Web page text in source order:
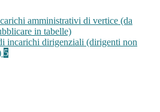
amministrativi di vertice (da
in tabelle)
incarichi dirigenziali (dirigenti non
5